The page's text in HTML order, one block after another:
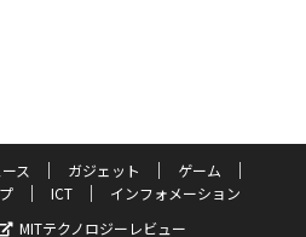
ス ガジェット
ゲーム
ICT
インフォメーション
MITテクノロジーレビュー